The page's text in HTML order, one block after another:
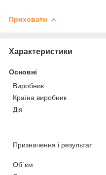
Приховати
Характеристики
Основні
Виробник
Країна виробник
Дія
Призначення і результат
Об`єм